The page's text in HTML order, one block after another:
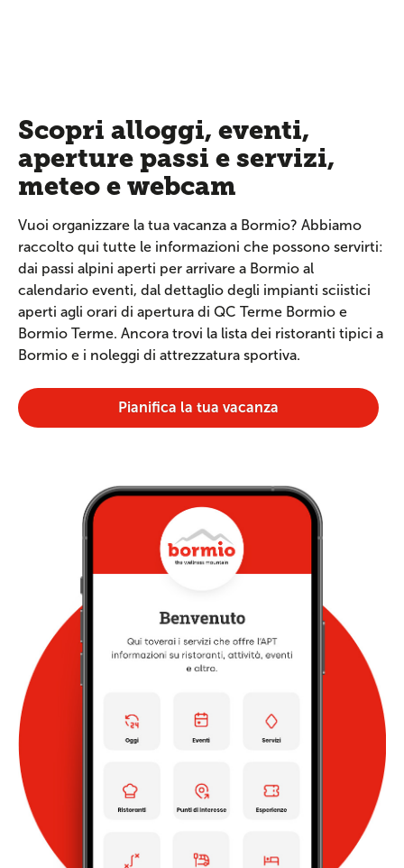
Scopri alloggi, eventi,
aperture passi e servizi,
meteo e webcam
Vuoi organizzare la tua vacanza a Bormio? Abbiamo
raccolto qui tutte le informazioni che possono servirti:
dai passi alpini aperti per arrivare a Bormio al
calendario eventi, dal dettaglio degli impianti sciistici
aperti agli orari di apertura di QC Terme Bormio e
Bormio Terme. Ancora trovi la lista dei ristoranti tipici a
Bormio e i noleggi di attrezzatura sportiva.
Pianifica la tua vacanza